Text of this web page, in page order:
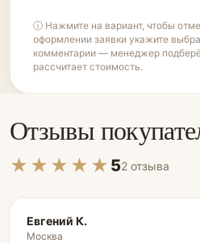
ⓘ Нажмите на вариант, чтобы
оформлении заявки укажите
комментарии — менеджер
рассчитает стоимость.
Отзывы
★★★★★ 52 отзыва
Евгений К.
Москва